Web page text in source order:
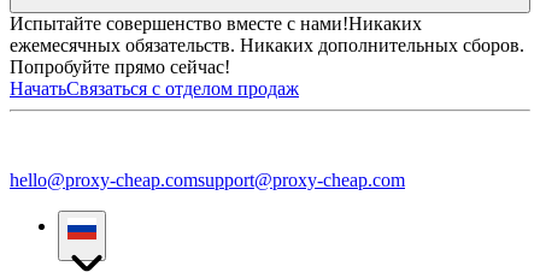
Испытайте совершенство вместе с нами!Никаких
ежемесячных обязательств. Никаких дополнительных сборов.
Попробуйте прямо сейчас!
НачатьСвязаться с отделом продаж
hello@proxy-cheap.comsupport@proxy-cheap.com